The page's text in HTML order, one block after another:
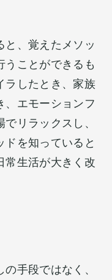
と、覚えたメソッ
うことができるも
ラしたとき、家族
、エモーションフ
リラックスし、
ドを知っていると
常生活が大きく改
手段ではなく、